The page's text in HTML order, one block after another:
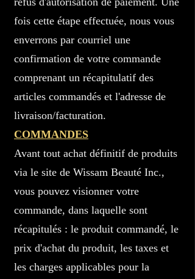
fois cette étape effectuée, nous vous
enverrons par courriel une
confirmation de votre commande
comprenant un récapitulatif des
articles commandés et l'adresse de
livraison/facturation.
COMMANDES
Avant tout achat définitif de produits
via le site de Wissam Beauté Inc.,
vous pouvez visionner votre
commande, dans laquelle sont
récapitulés : le produit commandé, le
prix d'achat du produit, les taxes et
les charges applicables pour la